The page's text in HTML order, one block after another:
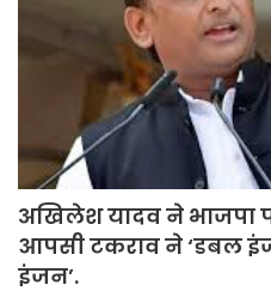
अखिलेश यादव ने भाजपा
आपसी टकराव ने ‘डबल
इंजन’.